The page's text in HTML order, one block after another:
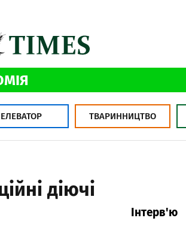
ЕЛЕВАТОР ТВАРИННИЦТВО
діючі
Інтерв'ю